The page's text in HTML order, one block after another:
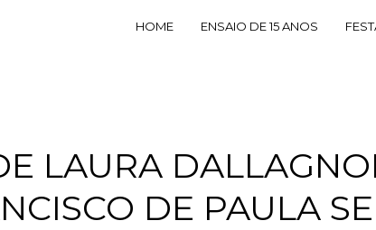
HOME ENSAIO DE 15 ANOS
LAURA
DE PAULA